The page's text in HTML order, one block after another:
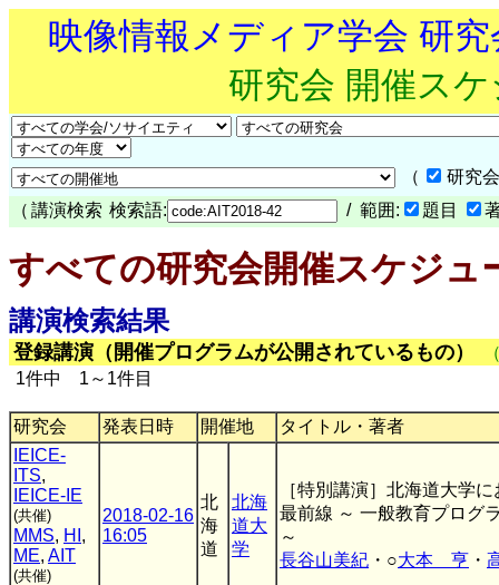
映像情報メディア学会 研
研究会 開催ス
（
研究
（ 講演検索 検索語: / 範囲: 題目
すべての研究会開催スケジュ
講演検索結果
登録講演（開催プログラムが公開されているもの）
1件中 1～1件目
研究会 発表日時 開催地
タイトル・著者
IEICE-
ITS,
IEICE-IE
(共催)
MMS, HI ,
ME, AIT
(共催)
2018-02-16
16:05
北
海
道
北海
道大
学
［特別講演］北海道大学
最前線 ～ 一般教育プログ
～
長谷山美紀 ・○大本 亨 ・